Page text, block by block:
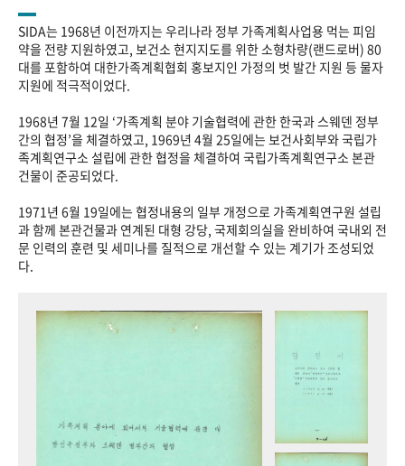
기록물 아카이브
사진 아카이브 문서 기록물 행정박물 영상 기록물
성과 50선 숫자로 보는 50년 50+1주년 광장
세계와 함께 한 KIHASA
VR 역사관
SIDA는 1968년 이전까지는 우리나라 정부 가족계획사업용 먹는 피임
약을 전량 지원하였고, 보건소 현지지도를 위한 소형차량(랜드로버) 80
대를 포함하여 대한가족계획협회 홍보지인 가정의 벗 발간 지원 등 물자
지원에 적극적이었다.
1968년 7월 12일 ‘가족계획 분야 기술협력에 관한 한국과 스웨덴 정부
간의 협정’을 체결하였고, 1969년 4월 25일에는 보건사회부와 국립가
족계획연구소 설립에 관한 협정을 체결하여 국립가족계획연구소 본관
건물이 준공되었다.
1971년 6월 19일에는 협정내용의 일부 개정으로 가족계획연구원 설립
과 함께 본관건물과 연계된 대형 강당, 국제회의실을 완비하여 국내외 전
문 인력의 훈련 및 세미나를 질적으로 개선할 수 있는 계기가 조성되었
다.